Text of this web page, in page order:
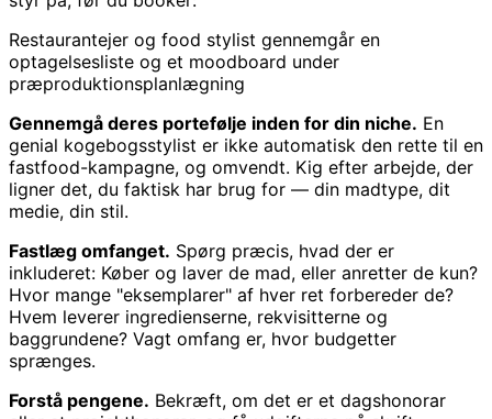
Restaurantejer og food stylist gennemgår en
optagelsesliste og et moodboard under
præproduktionsplanlægning
Gennemgå deres portefølje inden for din niche. En
genial kogebogsstylist er ikke automatisk den rette til en
fastfood-kampagne, og omvendt. Kig efter arbejde, der
ligner det, du faktisk har brug for — din madtype, dit
medie, din stil.
Fastlæg omfanget. Spørg præcis, hvad der er
inkluderet: Køber og laver de mad, eller anretter de kun?
Hvor mange "eksemplarer" af hver ret forbereder de?
Hvem leverer ingredienserne, rekvisitterne og
baggrundene? Vagt omfang er, hvor budgetter
sprænges.
Forstå pengene. Bekræft, om det er et dagshonorar